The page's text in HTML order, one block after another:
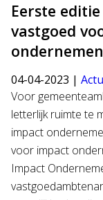
Eerste
vastgoed
04-04-2023 |
Voor
letterlijk ruimte te
impact
voor impact
Impact